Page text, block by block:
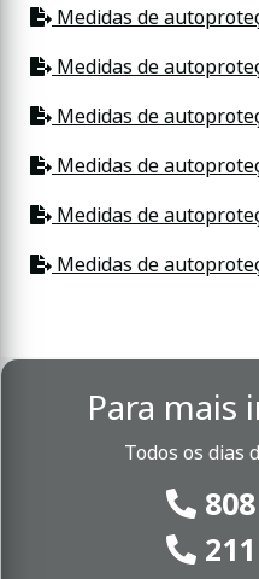
Medidas de
Medidas de
Medidas de
Medidas de
Medidas de
Medidas de
Para mais
Todos os dias